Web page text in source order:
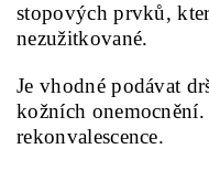
stopových prvků,
nezužitkované.
Je vhodné podávat
kožních
rekonvalescence.